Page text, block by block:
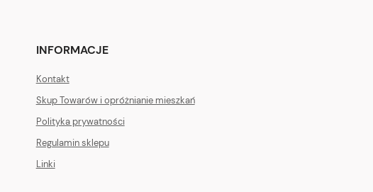
INFORMACJE
Kontakt
Skup Towarów i opróżnianie mieszkań
Polityka prywatności
Regulamin sklepu
Linki